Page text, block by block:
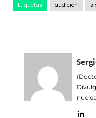
Etiquetas audición